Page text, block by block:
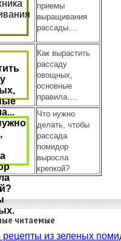
приемы
выращивания
рассады....
Как вырастить
рассаду
овощных,
основные
правила....
Что нужно
делать, чтобы
рассада
помидор
выросла
крепкой?
читаемые